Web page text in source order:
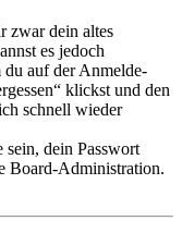
zwar dein altes
es jedoch
du auf der Anmelde-
klickst und den
schnell wieder
dein Passwort
Board-Administration.